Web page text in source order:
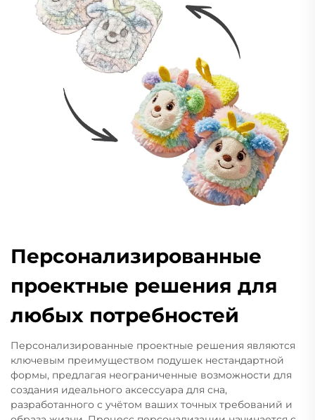
Персонализированные
проектные решения для
любых потребностей
Персонализированные проектные решения являются
ключевым преимуществом подушек нестандартной
формы, предлагая неограниченные возможности для
создания идеального аксессуара для сна,
разработанного с учётом ваших точных требований и